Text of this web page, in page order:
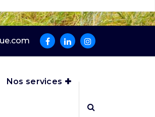
Nos services